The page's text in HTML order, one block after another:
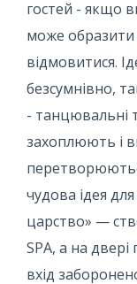
гостей - якщо
може образити
відмовитися.
безсумнівно,
- танцювальні
захоплюють і
чудова ідея
царство» —
SPA, а на двері
вхід